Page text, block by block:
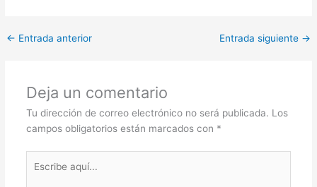
← Entrada anterior Entrada siguiente →
Deja un comentario
Tu dirección de correo electrónico no será publicada. Los
campos obligatorios están marcados con *
aquí...